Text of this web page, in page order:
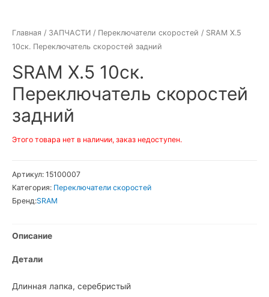
Главная / ЗАПЧАСТИ / Переключатели скоростей / SRAM X.5
10ск. Переключатель скоростей задний
SRAM X.5 10ск.
Переключатель скоростей
задний
Этого товара нет в наличии, заказ недоступен.
Артикул: 15100007
Категория: Переключатели скоростей
Бренд:SRAM
Описание
Детали
Длинная лапка, серебристый